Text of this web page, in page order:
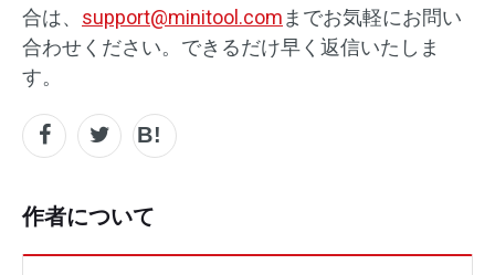
合は、 support@minitool.com までお気軽にお問い
合わせください。できるだけ早く返信いたしま
す。
作者について